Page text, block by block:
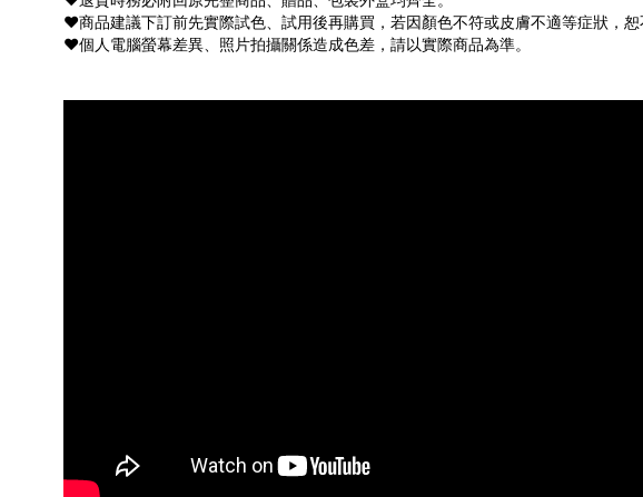
♥商品建議下訂前先實際試色、試用後再購買，若因顏色不符或皮膚不適等症狀，恕
♥個人電腦螢幕差異、照片拍攝關係造成色差，請以實際商品為準。